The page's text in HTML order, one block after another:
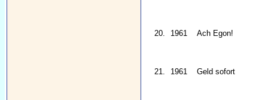
20. 1961 Ach Egon!
21. 1961 Geld sofort